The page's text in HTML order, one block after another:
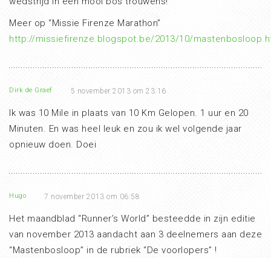
Meer op “Missie Firenze Marathon”
http://missiefirenze.blogspot.be/2013/10/
Dirk de Graef 5 november 2013 om 23:16
Ik was 10 Mile in plaats van 10 Km Gelopen. 1 uur en 20
Minuten. En was heel leuk en zou ik wel volgende jaar
opnieuw doen. Doei
Hugo 7 november 2013 om 06:58
Het maandblad “Runner’s World” besteedde in zijn editie
van november 2013 aandacht aan 3 deelnemers aan deze
“Mastenbosloop” in de rubriek “De voorlopers” !